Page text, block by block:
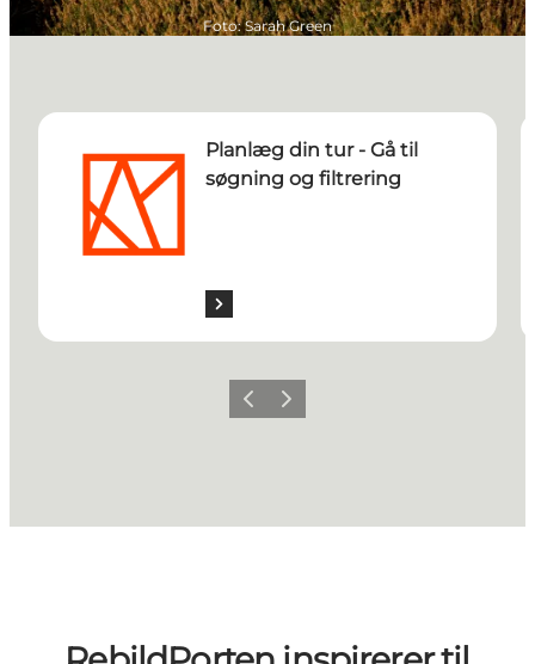
Foto: Sarah Green
Planlæg din tur - Gå til søgning og filtrering
Planlæg din tur - Gå til
søgning og filtrering
Forrige billede
Næste billede